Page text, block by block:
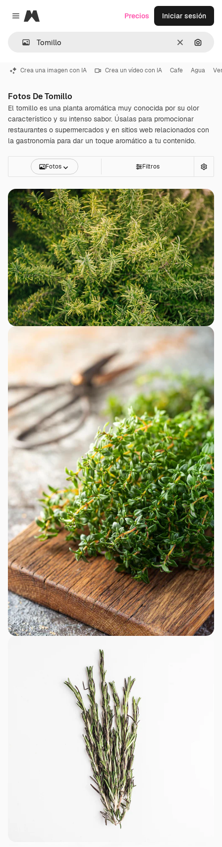
Close menu
Magnific
Borrar
Precios Iniciar sesión
Crea una imagen con IA Crea un vídeo con IA Cafe Agua
Fotos De Tomillo
El tomillo es una planta aromática muy conocida por su olor
característico y su intenso sabor. Úsalas para promocionar
restaurantes o supermercados y en sitios web relacionados con
la gastronomía para dar un toque aromático a tu contenido.
Fotos Filtros